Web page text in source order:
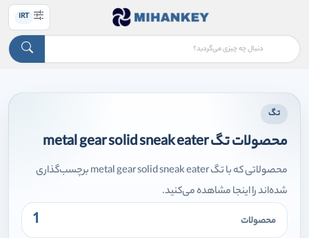
IRT
تگ
محصولات تگ metal gear solid sneak eater
محصولاتی که با تگ metal gear solid sneak eater برچسب‌گذاری
شده‌اند را اینجا مشاهده می‌کنید.
محصولات 1